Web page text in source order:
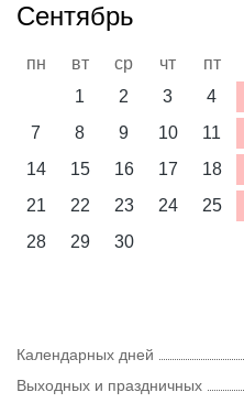
Сентябрь
пн вт ср чт пт
1
2 3 4
7
8 9 10 11
14
15 16 17 18
21
22 23 24 25
28
29 30
Календарных дней
Выходных и праздничных